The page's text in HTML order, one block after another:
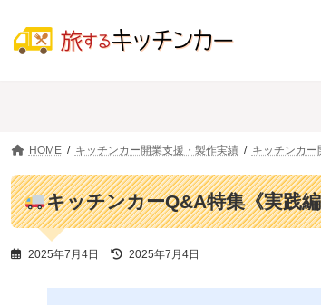
HOME キッチンカー開業支援・製作実績 キッチンカー
キッチンカーQ&A特集《実践
2025年7月4日
最
2025年7月4日